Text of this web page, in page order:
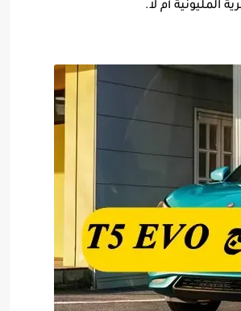
أم لا.